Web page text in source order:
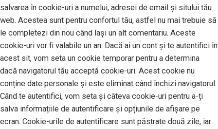
salvarea în cookie-uri a numelui, adresei de email și sitului tău
web. Acestea sunt pentru confortul tău, astfel nu mai trebuie să
le completezi din nou când lași un alt comentariu. Aceste
cookie-uri vor fi valabile un an. Dacă ai un cont și te autentifici în
acest sit, vom seta un cookie temporar pentru a determina
dacă navigatorul tău acceptă cookie-uri. Acest cookie nu
conține date personale și este eliminat când închizi navigatorul.
Când te autentifici, vom seta și câteva cookie-uri pentru a-ți
salva informațiile de autentificare și opțiunile de afișare pe
ecran. Cookie-urile de autentificare sunt păstrate două zile, iar